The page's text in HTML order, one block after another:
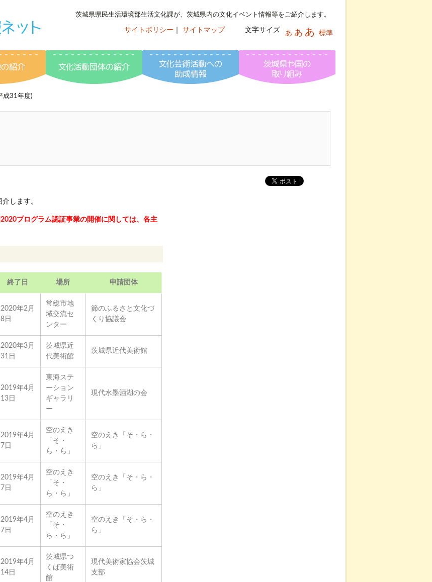
いばらき文化情報ネット
茨城県県民生活環境部生活文化課が、茨城県内の文化イベント情報等をご紹介します。
サイトポリシー サイトマップ 文字サイズ あ あ あ 標準
文化施設の紹介 文化活動団体の紹介 文化芸術活動への助成情報
成31年度)
します。
プログラム認証事業の開催に関しては、各主
終了日 場所 申請団体
2020年2月
8日
常総市地
域交流セ
ンター
節のふるさと文化づ
くり協議会
2020年3月
31日
茨城県近
代美術館
茨城県近代美術館
2019年4月
13日
東海ステ
ーション
ギャラリ
ー
現代水墨酒湖の会
2019年4月
7日
空のえき
「そ・
ら・ら」
空のえき「そ・ら・
ら」
2019年4月
7日
空のえき
「そ・
ら・ら」
空のえき「そ・ら・
ら」
2019年4月
7日
空のえき
「そ・
ら・ら」
空のえき「そ・ら・
ら」
2019年4月
14日
茨城県つ
くば美術
館
現代美術家協会茨城
支部